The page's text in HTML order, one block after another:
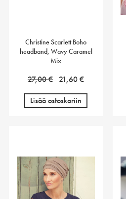
Christine Scarlett Boho
headband, Wavy Caramel
Mix
27,00€
Alkuperäinen
oli:
21,60€
Lisää ostoskoriin